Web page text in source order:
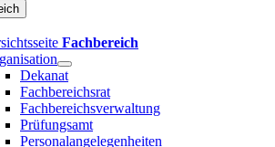
Fachbereich
Dekanat
Fachbereichsrat
Fachbereichsverwaltung
Prüfungsamt
Personalangelegenheiten